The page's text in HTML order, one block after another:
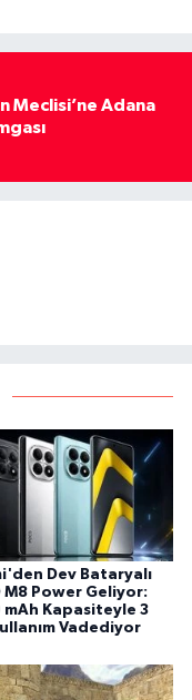
Meclisi’ne Adana
Dev Bataryalı
M8 Power Geliyor:
Kapasiteyle 3
Vadediyor